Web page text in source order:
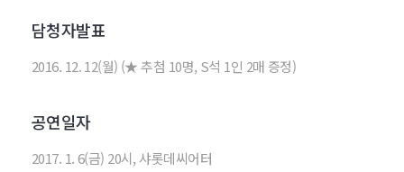
담청자발표
2016. 12. 12(월) (★ 추첨 10명, S석 1인 2매 증정)
공연일자
2017. 1. 6(금) 20시, 샤롯데씨어터